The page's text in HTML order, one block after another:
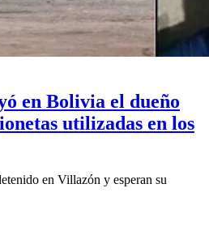
en Bolivia el dueño
utilizadas en los
en Villazón y esperan su